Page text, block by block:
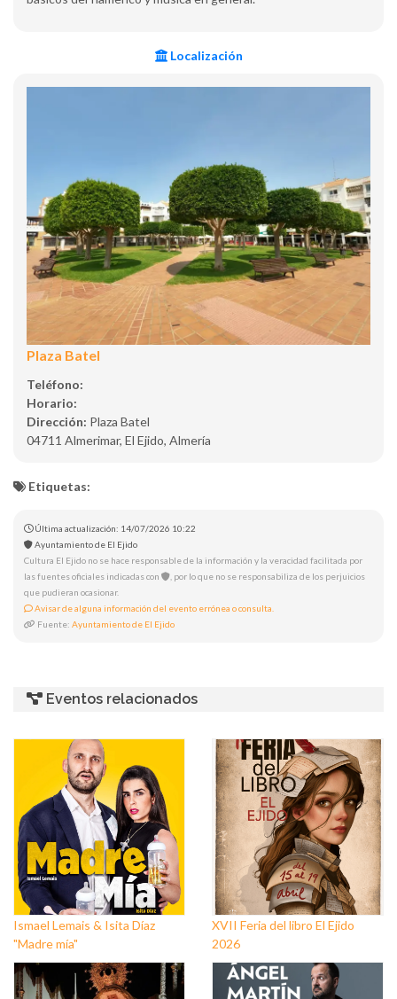
Localización
Plaza Batel
Teléfono:
Horario:
Dirección: Plaza Batel
04711 Almerimar, El Ejido, Almería
Etiquetas:
Última actualización: 14/07/2026 10:22
Ayuntamiento de El Ejido
Cultura El Ejido no se hace responsable de la información y la veracidad facilitada por
las fuentes oficiales indicadas con
, por lo que no se responsabiliza de los perjuicios
que pudieran ocasionar.
Avisar de alguna información del evento errónea o consulta.
Fuente: Ayuntamiento de El Ejido
Eventos relacionados
Ismael Lemais & Isita Díaz
"Madre mía"
XVII Feria del libro El Ejido
2026